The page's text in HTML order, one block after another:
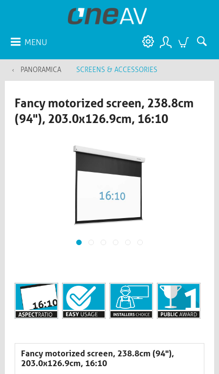
MENU
PANORAMICA SCREENS & ACCESSORIES
Fancy motorized screen, 238.8cm
(94"), 203.0x126.9cm, 16:10
Fancy motorized screen, 238.8cm (94"),
203.0x126.9cm, 16:10